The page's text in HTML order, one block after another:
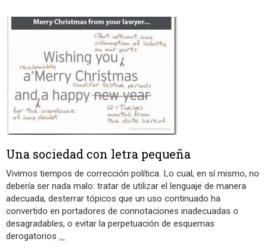
Una sociedad con letra pequeña
Vivimos tiempos de corrección política. Lo cual, en sí mismo, no
debería ser nada malo: tratar de utilizar el lenguaje de manera
adecuada, desterrar tópicos que un uso continuado ha
convertido en portadores de connotaciones inadecuadas o
desagradables, o evitar la perpetuación de esquemas
derogatorios …